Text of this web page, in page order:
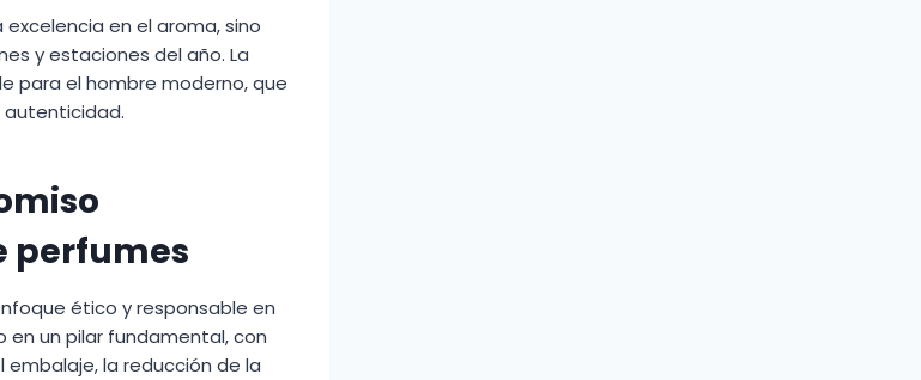
en el aroma, sino
y estaciones del año. La
para el hombre moderno, que
autenticidad.
perfumes
ético y responsable en
en un pilar fundamental, con
la reducción de la